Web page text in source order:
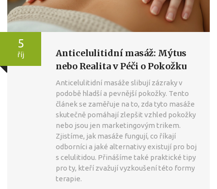
5
říj
Anticelulitidní masáž: Mýtus
nebo Realita v Péči o Pokožku
Anticelulitidní masáže slibují zázraky v
podobě hladší a pevnější pokožky. Tento
článek se zaměřuje na to, zda tyto masáže
skutečně pomáhají zlepšit vzhled pokožky
nebo jsou jen marketingovým trikem.
Zjistíme, jak masáže fungují, co říkají
odborníci a jaké alternativy existují pro boj
s celulitidou. Přinášíme také praktické tipy
pro ty, kteří zvažují vyzkoušení této formy
terapie.